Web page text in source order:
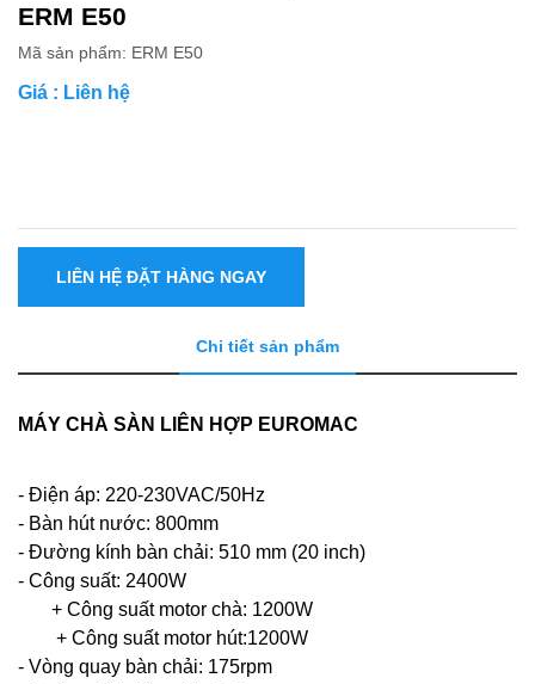
ERM E50
Mã sản phẩm: ERM E50
Giá : Liên hệ
LIÊN HỆ ĐẶT HÀNG NGAY
Chi tiết sản phẩm
MÁY CHÀ SÀN LIÊN HỢP EUROMAC
- Điện áp: 220-230VAC/50Hz
- Bàn hút nước: 800mm
- Đường kính bàn chải: 510 mm (20 inch)
- Công suất: 2400W
+ Công suất motor chà: 1200W
+ Công suất motor hút:1200W
- Vòng quay bàn chải: 175rpm